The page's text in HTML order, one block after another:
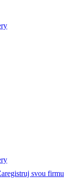
svou firmu